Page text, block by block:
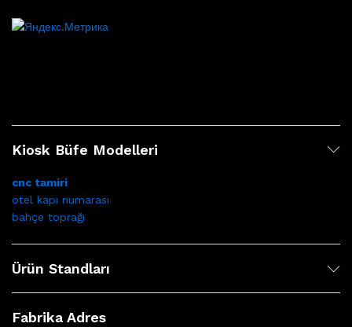
Kiosk Büfe Modelleri
cnc tamiri
otel kapı numarası
bahçe toprağı
Ürün Standları
Fabrika Adres